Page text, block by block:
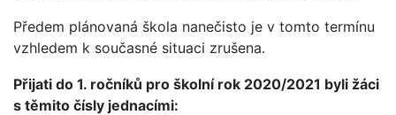
Předem plánovaná škola nanečisto je v tomto termínu
vzhledem k současné situaci zrušena.
Přijati do 1. ročníků pro školní rok 2020/2021 byli žáci
s těmito čísly jednacími: